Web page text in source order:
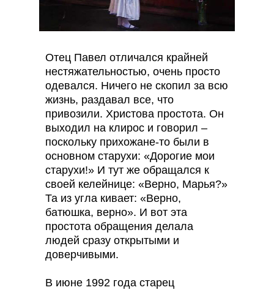
Отец Павел отличался крайней
нестяжательностью, очень просто
одевался. Ничего не скопил за всю
жизнь, раздавал все, что
привозили. Христова простота. Он
выходил на клирос и говорил –
поскольку прихожане-то были в
основном старухи: «Дорогие мои
старухи!» И тут же обращался к
своей келейнице: «Верно, Марья?»
Та из угла кивает: «Верно,
батюшка, верно». И вот эта
простота обращения делала
людей сразу открытыми и
доверчивыми.
В июне 1992 года старец